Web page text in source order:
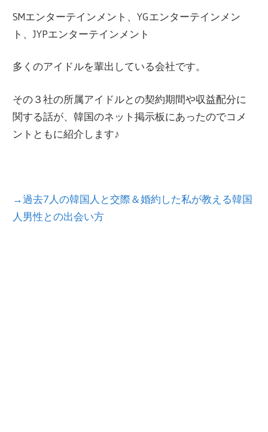
現在は同社退職後、フリーライターとして、
幅広い形で日韓文化交流にかかわっている。
SMエンターテインメント、YGエンターテインメン
ト、JYPエンターテインメント
多くのアイドルを輩出している会社です。
その３社の所属アイドルとの契約期間や収益配分に
関する話が、韓国のネット掲示板にあったのでコメ
ントともに紹介します♪
→過去7人の韓国人と交際＆婚約した私が教える韓国
人男性との出会い方